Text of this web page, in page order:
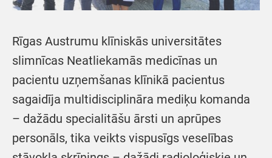
Rīgas Austrumu klīniskās universitātes
slimnīcas Neatliekamās medicīnas un
pacientu uzņemšanas klīnikā pacientus
sagaidīja multidisciplināra mediķu komanda
– dažādu specialitāšu ārsti un aprūpes
personāls, tika veikts vispusīgs veselības